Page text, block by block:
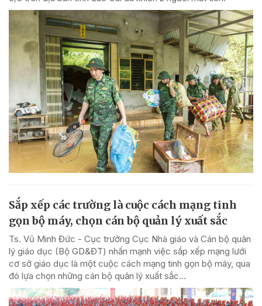
Sắp xếp các trường là cuộc cách mạng tinh
gọn bộ máy, chọn cán bộ quản lý xuất sắc
Ts. Vũ Minh Đức - Cục trưởng Cục Nhà giáo và Cán bộ quản
lý giáo dục (Bộ GD&ĐT) nhấn mạnh việc sắp xếp mạng lưới
cơ sở giáo dục là một cuộc cách mạng tinh gọn bộ máy, qua
đó lựa chọn những cán bộ quản lý xuất sắc...